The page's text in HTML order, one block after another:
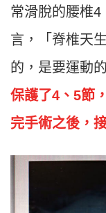
常滑脫的腰椎
言，「脊椎天
的，是要運動的
保護了4、5節
完手術之後，